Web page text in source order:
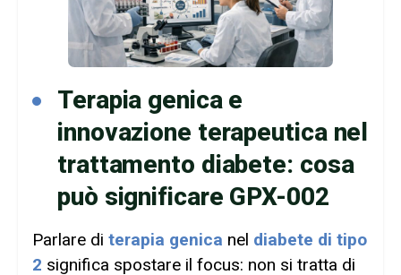
Terapia genica e
innovazione terapeutica nel
trattamento diabete: cosa
può significare GPX-002
Parlare di terapia genica nel diabete di tipo
2 significa spostare il focus: non si tratta di